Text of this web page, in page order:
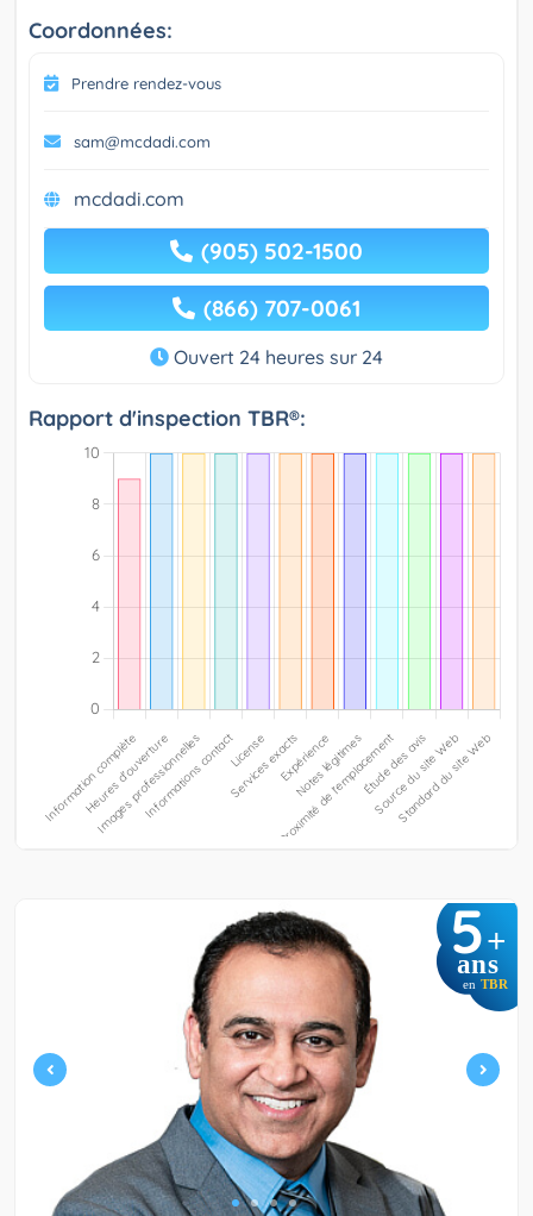
Coordonnées:
Prendre rendez-vous
sam@mcdadi.com
mcdadi.com
(905) 502-1500
(866) 707-0061
Ouvert 24 heures sur 24
Rapport d'inspection TBR®:
5+
ans
en TBR